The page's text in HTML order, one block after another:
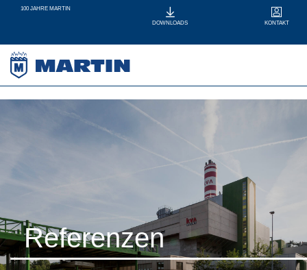
100 JAHRE MARTIN
DOWNLOADS KONTAKT
Referenzen